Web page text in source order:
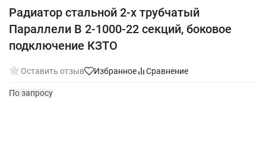
Радиатор стальной 2-х трубчатый
Параллели В 2-1000-22 секций, боковое
подключение КЗТО
Оставить отзыв Избранное Сравнение
По запросу